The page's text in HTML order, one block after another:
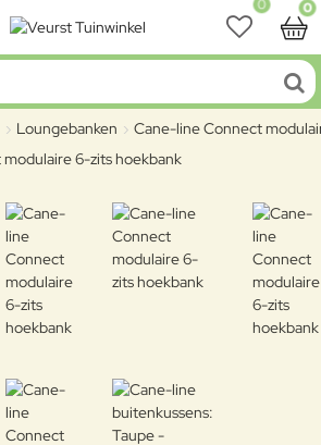
0 0
Loungebanken Cane-line Connect